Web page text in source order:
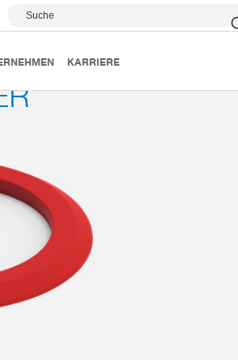
Suche
KARRIERE
Serie MA